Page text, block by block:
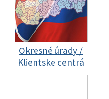
Okresné úrady /
Klientske centrá